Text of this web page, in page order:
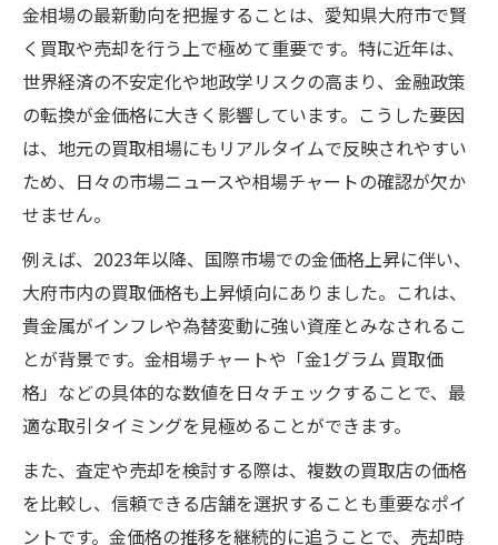
金相場の最新動向を把握することは、愛知県大府市で賢
く買取や売却を行う上で極めて重要です。特に近年は、
世界経済の不安定化や地政学リスクの高まり、金融政策
の転換が金価格に大きく影響しています。こうした要因
は、地元の買取相場にもリアルタイムで反映されやすい
ため、日々の市場ニュースや相場チャートの確認が欠か
せません。
例えば、2023年以降、国際市場での金価格上昇に伴い、
大府市内の買取価格も上昇傾向にありました。これは、
貴金属がインフレや為替変動に強い資産とみなされるこ
とが背景です。金相場チャートや「金1グラム 買取価
格」などの具体的な数値を日々チェックすることで、最
適な取引タイミングを見極めることができます。
また、査定や売却を検討する際は、複数の買取店の価格
を比較し、信頼できる店舗を選択することも重要なポイ
ントです。金価格の推移を継続的に追うことで、売却時